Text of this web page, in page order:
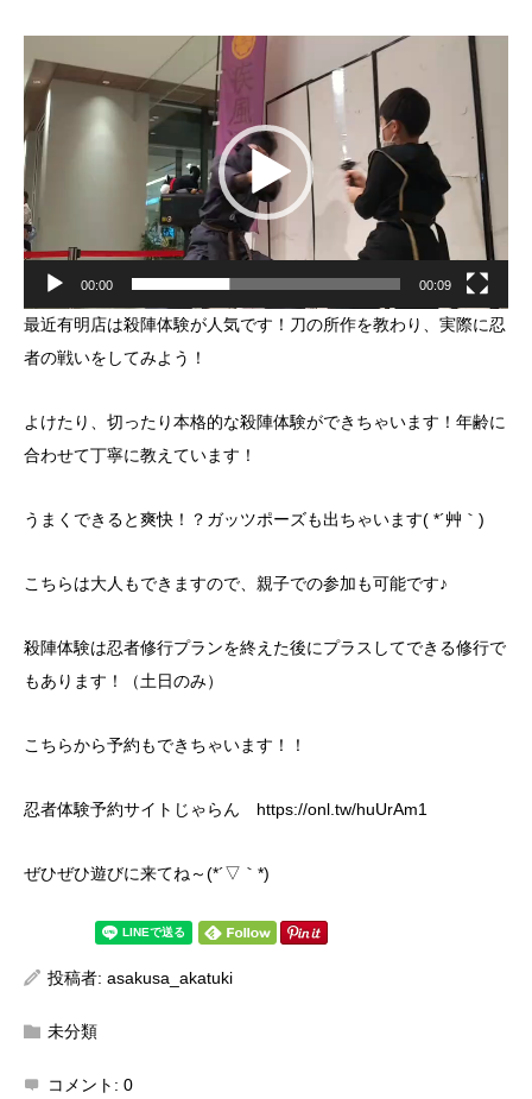
画
プ
レ
ヤ
ー
00:00 00:09
最近有明店は殺陣体験が人気です！刀の所作を教わり、実際に忍
者の戦いをしてみよう！
よけたり、切ったり本格的な殺陣体験ができちゃいます！年齢に
合わせて丁寧に教えています！
うまくできると爽快！？ガッツポーズも出ちゃいます( *´艸｀)
こちらは大人もできますので、親子での参加も可能です♪
殺陣体験は忍者修行プランを終えた後にプラスしてできる修行で
もあります！（土日のみ）
こちらから予約もできちゃいます！！
忍者体験予約サイトじゃらん https://onl.tw/huUrAm1
ぜひぜひ遊びに来てね～(*´▽｀*)
投稿者: asakusa_akatuki
未分類
コメント: 0